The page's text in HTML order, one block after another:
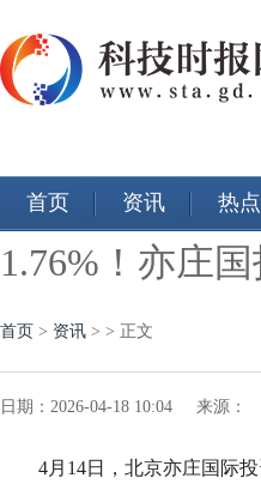
首页 资讯 热点
1.76%！亦庄
首页 > 资讯 > > 正文
日期：2026-04-18 10:04 来源：
4月14日，北京亦庄国际